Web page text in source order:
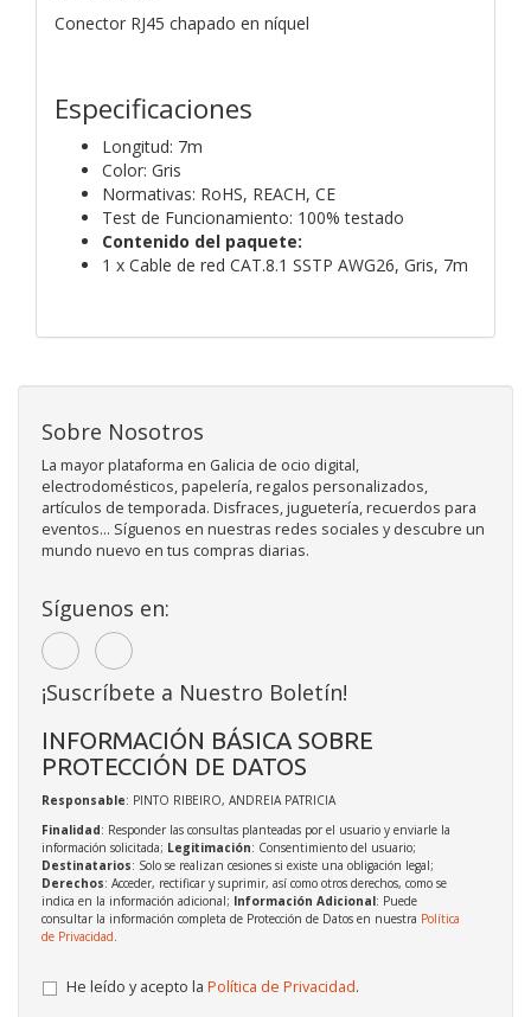
Conector RJ45 chapado en níquel
Especificaciones
Longitud: 7m
Color: Gris
Normativas: RoHS, REACH, CE
Test de Funcionamiento: 100% testado
Contenido del paquete:
1 x Cable de red CAT.8.1 SSTP AWG26, Gris, 7m
Sobre Nosotros
La mayor plataforma en Galicia de ocio digital,
electrodomésticos, papelería, regalos personalizados,
artículos de temporada. Disfraces, juguetería, recuerdos para
eventos... Síguenos en nuestras redes sociales y descubre un
mundo nuevo en tus compras diarias.
Síguenos en:
¡Suscríbete a Nuestro Boletín!
INFORMACIÓN BÁSICA SOBRE
PROTECCIÓN DE DATOS
Responsable: PINTO RIBEIRO, ANDREIA PATRICIA
Finalidad: Responder las consultas planteadas por el usuario y enviarle la
información solicitada; Legitimación: Consentimiento del usuario;
Destinatarios: Solo se realizan cesiones si existe una obligación legal;
Derechos: Acceder, rectificar y suprimir, así como otros derechos, como se
indica en la información adicional; Información Adicional: Puede
consultar la información completa de Protección de Datos en nuestra Política
de Privacidad
He leído y acepto la Política de Privacidad.